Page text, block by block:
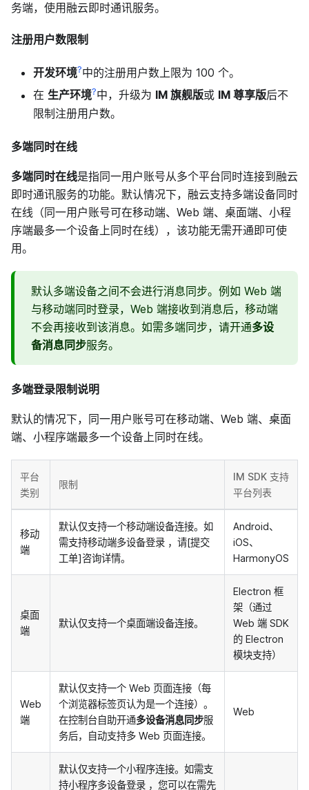
务端，使用融云即时通讯服务。
注册用户数限制
开发环境?中的注册用户数上限为 100 个。
在 生产环境?中，升级为 IM 旗舰版或 IM 尊享版后不
限制注册用户数。
多端同时在线
多端同时在线是指同一用户账号从多个平台同时连接到融云
即时通讯服务的功能。默认情况下，融云支持多端设备同时
在线（同一用户账号可在移动端、Web 端、桌面端、小程
序端最多一个设备上同时在线），该功能无需开通即可使
用。
默认多端设备之间不会进行消息同步。例如 Web 端
与移动端同时登录，Web 端接收到消息后，移动端
不会再接收到该消息。如需多端同步，请开通多设
备消息同步服务。
多端登录限制说明
默认的情况下，同一用户账号可在移动端、Web 端、桌面
端、小程序端最多一个设备上同时在线。
平台
类别
限制
IM SDK 支持
平台列表
移动
端
默认仅支持一个移动端设备连接。如
需支持移动端多设备登录 ，请[提交
工单]咨询详情。
Android、
iOS、
HarmonyOS
桌面
端
默认仅支持一个桌面端设备连接。
Electron 框
架（通过
Web 端 SDK
的 Electron
模块支持）
Web
端
默认仅支持一个 Web 页面连接（每
个浏览器标签页认为是一个连接）。
在控制台自助开通多设备消息同步服
务后，自动支持多 Web 页面连接。
Web
默认仅支持一个小程序连接。如需支
持小程序多设备登录 ，您可以在需先